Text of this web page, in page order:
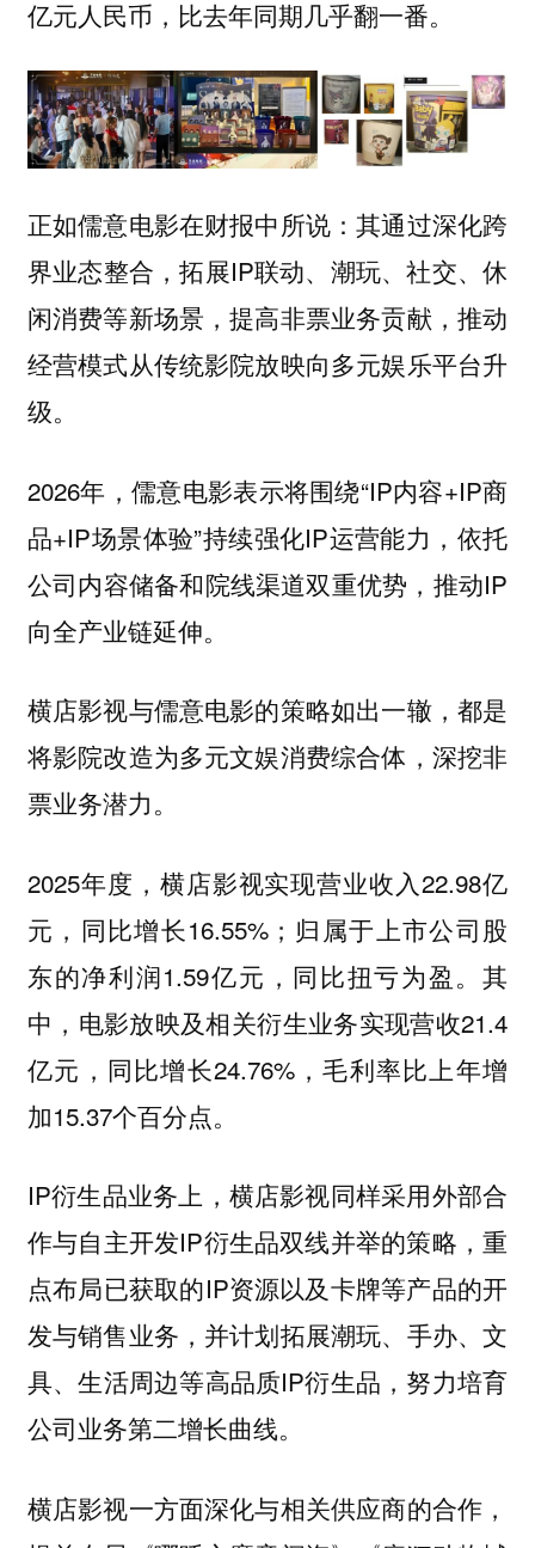
亿元人民币，比去年同期几乎翻一番。
正如儒意电影在财报中所说：其通过深化跨
界业态整合，拓展IP联动、潮玩、社交、休
闲消费等新场景，提高非票业务贡献，推动
经营模式从传统影院放映向多元娱乐平台升
级。
2026年，儒意电影表示将围绕“IP内容+IP商
品+IP场景体验”持续强化IP运营能力，依托
公司内容储备和院线渠道双重优势，推动IP
向全产业链延伸。
横店影视与儒意电影的策略如出一辙，都是
将影院改造为多元文娱消费综合体，深挖非
票业务潜力。
2025年度，横店影视实现营业收入22.98亿
元，同比增长16.55%；归属于上市公司股
东的净利润1.59亿元，同比扭亏为盈。其
中，电影放映及相关衍生业务实现营收21.4
亿元，同比增长24.76%，毛利率比上年增
加15.37个百分点。
IP衍生品业务上，横店影视同样采用外部合
作与自主开发IP衍生品双线并举的策略，重
点布局已获取的IP资源以及卡牌等产品的开
发与销售业务，并计划拓展潮玩、手办、文
具、生活周边等高品质IP衍生品，努力培育
公司业务第二增长曲线。
横店影视一方面深化与相关供应商的合作，